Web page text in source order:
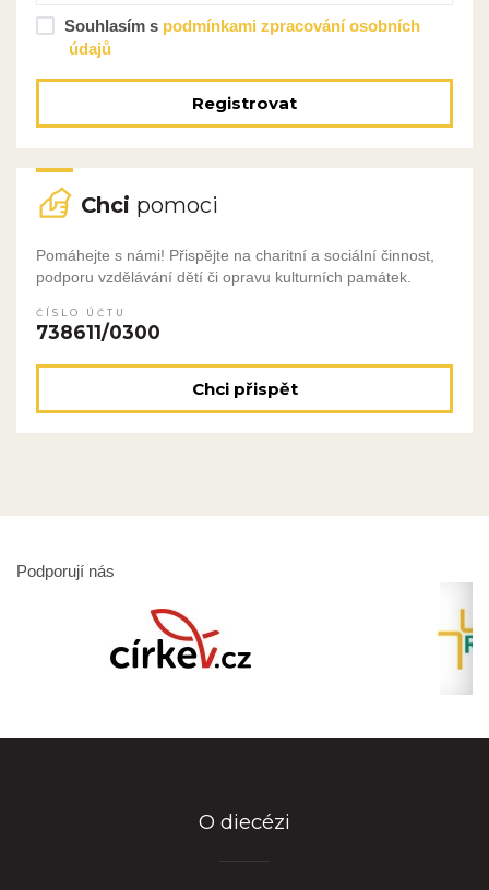
Souhlasím s podmínkami zpracování osobních
údajů
Registrovat
Chci pomoci
Pomáhejte s námi! Přispějte na charitní a sociální činnost,
podporu vzdělávání dětí či opravu kulturních památek.
ČÍSLO ÚČTU
738611/0300
Chci přispět
Podporují nás
O diecézi